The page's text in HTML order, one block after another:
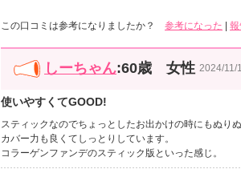
この口コミは参考になりましたか？ 参考になった
しーちゃん:60歳 女性 2024/11/
使いやすくてGOOD!
スティックなのでちょっとしたお出かけの時にもぬり
カバー力も良くてしっとりしています。
コラーゲンファンデのスティック版といった感じ。